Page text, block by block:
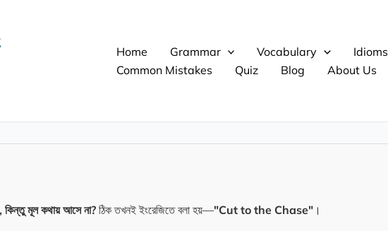
Home Grammar Vocabulary Idioms
Common Mistakes
Quiz Blog About Us
কিন্তু মূল কথায় আসে না?ঠিক তখনই ইংরেজিতে বলা হয়—"Cut to the Chase" ।